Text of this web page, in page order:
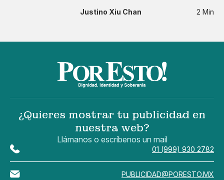
Justino Xiu Chan 2 Min
¿Quieres mostrar tu publicidad en
nuestra web?
Llámanos o escríbenos un mail
01 (999) 930 2782
PUBLICIDAD@PORESTO.MX